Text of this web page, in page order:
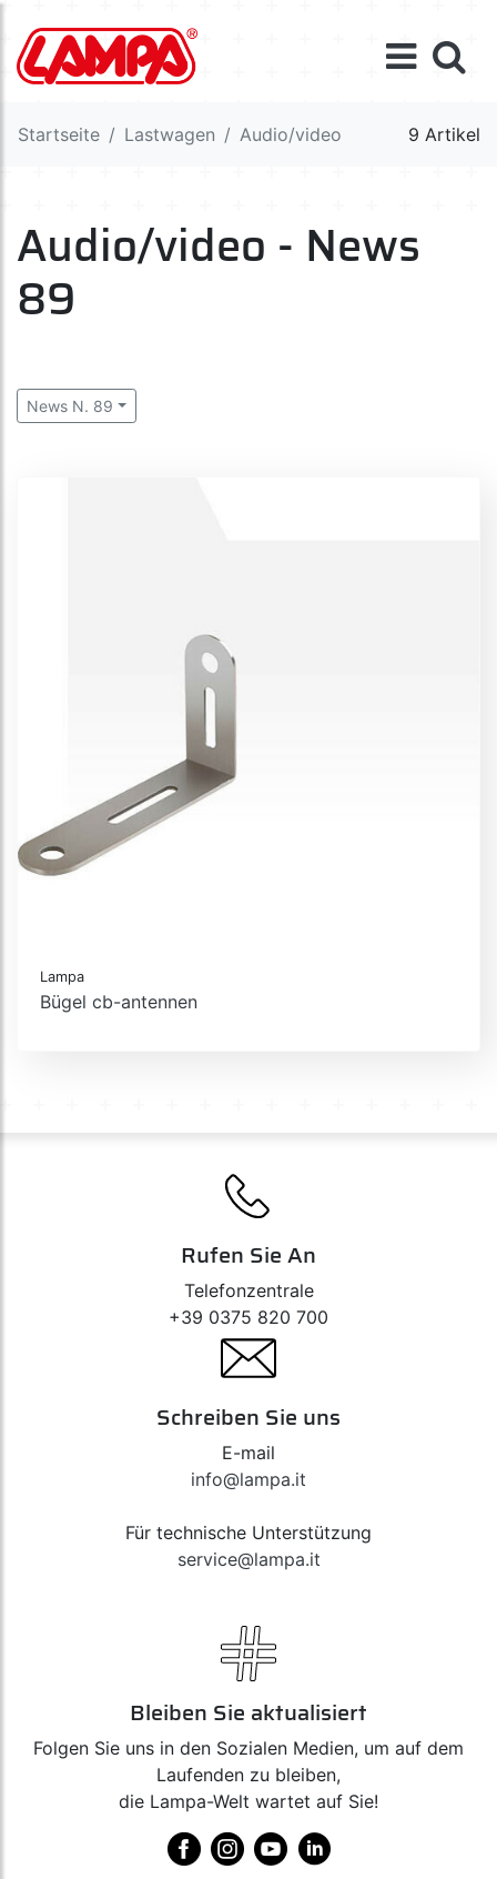
Startseite Lastwagen Audio/video 9 Artikel
Audio/video - News
89
News N. 89
Lampa
Bügel cb-antennen
Rufen Sie An
Telefonzentrale
+39 0375 820 700
Schreiben Sie uns
E-mail
info@lampa.it
Für technische Unterstützung
service@lampa.it
Bleiben Sie aktualisiert
Folgen Sie uns in den Sozialen Medien, um auf dem
Laufenden zu bleiben,
die Lampa-Welt wartet auf Sie!